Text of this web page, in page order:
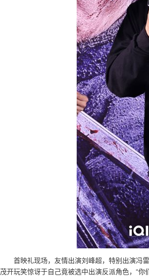
首映礼现场，友情出演刘峰超，特别出演冯
茂开玩笑惊讶于自己竟被选中出演反派角色，“